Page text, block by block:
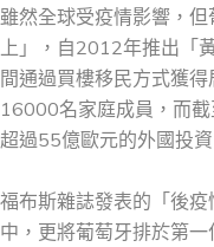
雖然全球受疫情影響，
上」，自2012年推出「
間通過買樓移民方式獲
16000名家庭成員，而
超過55億歐元的外國投資
福布斯雜誌發表的「後
中，更將葡萄牙排於第